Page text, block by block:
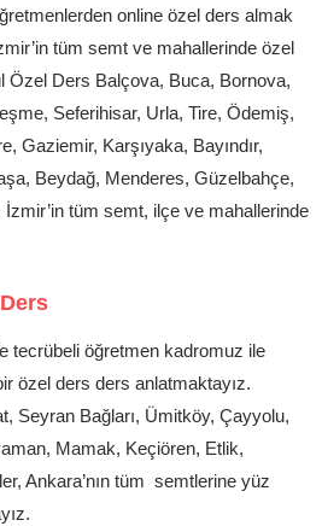
online özel ders almak
tüm semt ve mahallerinde özel
Özel Ders Balçova, Buca, Bornova,
Seferihisar, Urla, Tire, Ödemiş,
Gaziemir, Karşıyaka, Bayındır,
Beydağ, Menderes, Güzelbahçe,
İzmir’in tüm semt, ilçe ve mahallerinde
tecrübeli öğretmen kadromuz ile
özel ders ders anlatmaktayız.
Seyran Bağları, Ümitköy, Çayyolu,
Mamak, Keçiören, Etlik,
Ankara’nın tüm semtlerine yüz